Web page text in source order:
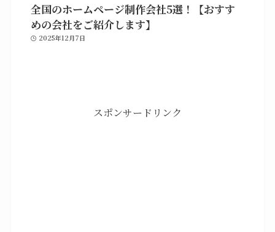
全国のホームページ制作会社5選！【おすす
めの会社をご紹介します】
2025年12月7日
スポンサードリンク